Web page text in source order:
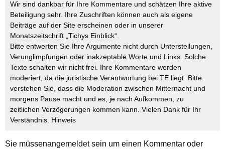
Wir sind dankbar für Ihre Kommentare und schätzen Ihre aktive
Beteiligung sehr. Ihre Zuschriften können auch als eigene
Beiträge auf der Site erscheinen oder in unserer
Monatszeitschrift „Tichys Einblick“.
Bitte entwerten Sie Ihre Argumente nicht durch Unterstellungen,
Verunglimpfungen oder inakzeptable Worte und Links. Solche
Texte schalten wir nicht frei. Ihre Kommentare werden
moderiert, da die juristische Verantwortung bei TE liegt. Bitte
verstehen Sie, dass die Moderation zwischen Mitternacht und
morgens Pause macht und es, je nach Aufkommen, zu
zeitlichen Verzögerungen kommen kann. Vielen Dank für Ihr
Verständnis. Hinweis
Sie müssenangemeldetsein um einen Kommentar oder